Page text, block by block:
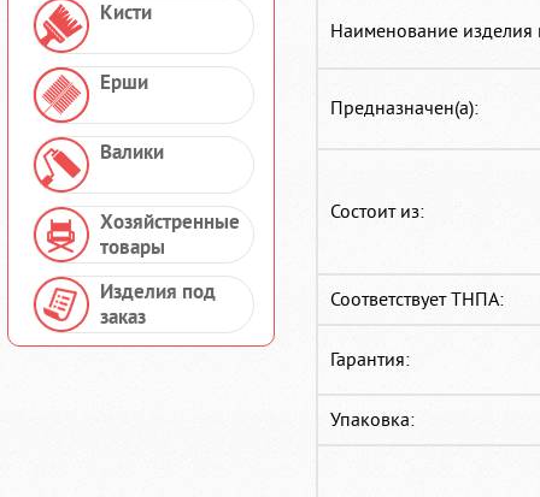
Кисти
Ерши
Валики
Хозяйстренные
товары
Изделия под
заказ
Наименование изделия
Предназначен(а):
Состоит из:
Соответствует ТНПА:
Гарантия:
Упаковка: